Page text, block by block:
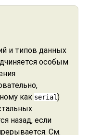
и типов данных
особым
как serial)
назад, если
См.